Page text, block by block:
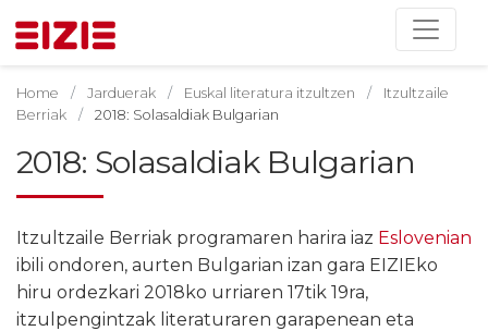
Home Jarduerak Euskal literatura itzultzen
Itzultzaile
Berriak
2018: Solasaldiak Bulgarian
2018: Solasaldiak Bulgarian
Itzultzaile Berriak programaren harira iaz Eslovenian
ibili ondoren, aurten Bulgarian izan gara EIZIEko
hiru ordezkari 2018ko urriaren 17tik 19ra,
itzulpengintzak literaturaren garapenean eta